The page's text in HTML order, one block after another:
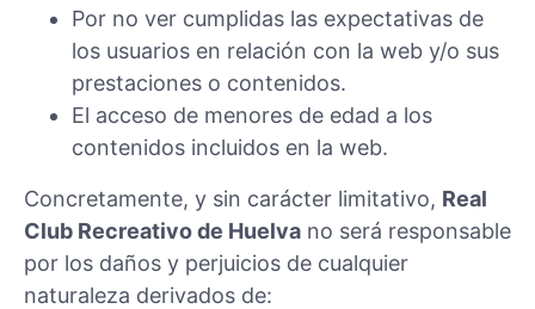
Por no ver cumplidas las expectativas de
los usuarios en relación con la web y/o sus
prestaciones o contenidos.
El acceso de menores de edad a los
contenidos incluidos en la web.
Concretamente, y sin carácter limitativo, Real
Club Recreativo de Huelva no será responsable
por los daños y perjuicios de cualquier
naturaleza derivados de: